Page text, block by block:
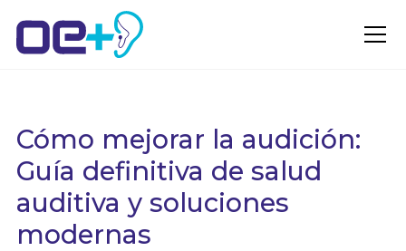
Cómo mejorar la audición:
Guía definitiva de salud
auditiva y soluciones
modernas